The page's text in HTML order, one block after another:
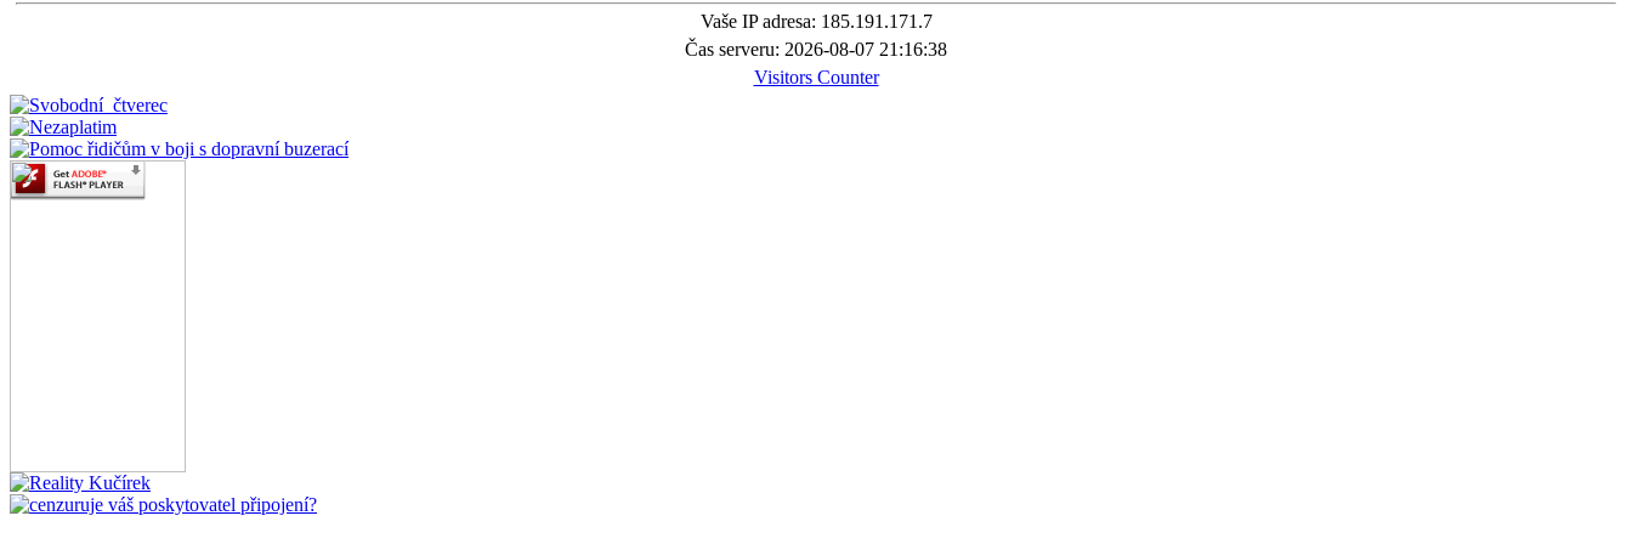
Vaše IP adresa: 185.191.171.7
Čas serveru: 2026-08-07 21:16:38
Visitors Counter